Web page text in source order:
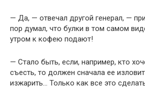
— Да, — отвечал другой генерал, —
пор думал, что булки в том самом
утром к кофею подают!
— Стало быть, если, например, кто
съесть, то должен сначала ее
изжарить… Только как все это